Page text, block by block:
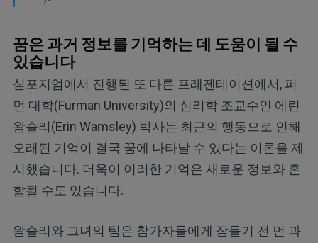
꿈은 과거 정보를 기억하는 데 도움이 될 수
있습니다
심포지엄에서 진행된 또 다른 프레젠테이션에서, 퍼
먼 대학(Furman University)의 심리학 조교수인 에린
왐슬리(Erin Wamsley) 박사는 최근의 행동으로 인해
오래된 기억이 결국 꿈에 나타날 수 있다는 이론을 제
시했습니다. 더욱이 이러한 기억은 새로운 정보와 혼
합될 수도 있습니다.
왐슬리와 그녀의 팀은 참가자들에게 잠들기 전 먼 과